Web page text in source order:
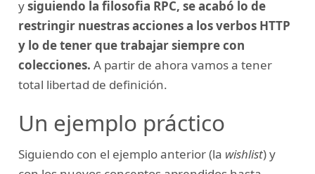
ysiguiendo la filosofia RPC, se acabó lo de
restringir nuestras acciones a los verbos HTTP
y lo de tener que trabajar siempre con
colecciones. A partir de ahora vamos a tener
total libertad de definición.
Un ejemplo práctico
Siguiendo con el ejemplo anterior (la wishlist) y